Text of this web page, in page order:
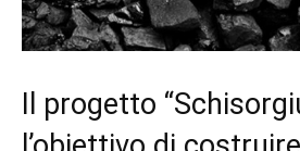
Il progetto